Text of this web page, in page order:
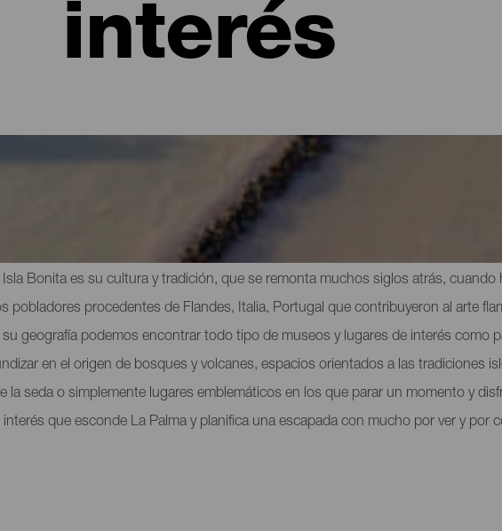
interés
de interés en La Palma
Isla Bonita es su cultura y tradición, que se remonta muchos siglos atrás, cuando
pobladores procedentes de Flandes, Italia, Portugal que contribuyeron al arte
geografía podemos encontrar todo tipo de museos y lugares de interés como
en el origen de bosques y volcanes, espacios orientados a las tradiciones
la seda o simplemente lugares emblemáticos en los que parar un momento y
que esconde La Palma y planifica una escapada con mucho por ver y por